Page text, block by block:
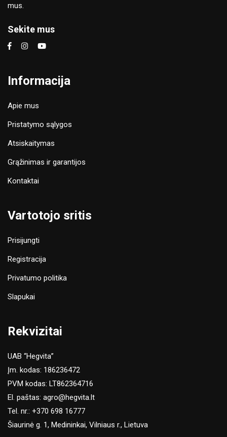
mus.
Sekite mus
Informacija
Apie mus
Pristatymo sąlygos
Atsiskaitymas
Grąžinimas ir garantijos
Kontaktai
Vartotojo sritis
Prisijungti
Registracija
Privatumo politika
Slapukai
Rekvizitai
UAB “Hegvita”
Įm. kodas: 186236472
PVM kodas: LT862364716
El. paštas: agro@hegvita.lt
Tel. nr.: +370 698 16777
Šiaurinė g. 1, Medininkai, Vilniaus r., Lietuva